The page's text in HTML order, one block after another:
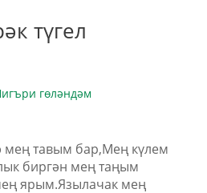
түгел
гөләндәм
тавым бар,Мең күлем
биргән мең таңым
ярым.Язылачак мең